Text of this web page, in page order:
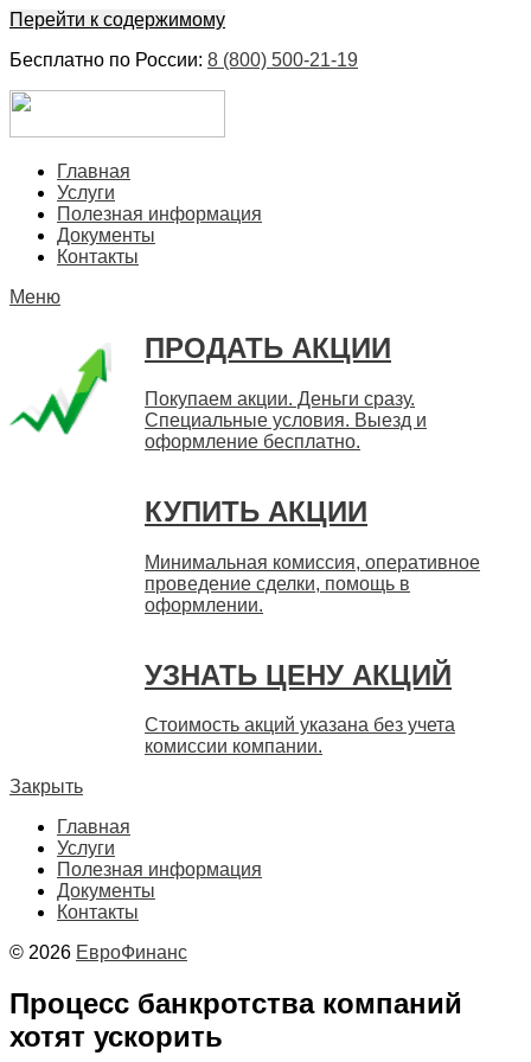
Перейти к содержимому
Бесплатно по России: 8 (800) 500-21-19
БыстроГлавная
Услуги
Полезная информация
Документы
Контакты
Меню
ПРОДАТЬ АКЦИИ
Покупаем акции. Деньги сразу.
Специальные условия. Выезд и
оформление бесплатно.
КУПИТЬ АКЦИИ
Минимальная комиссия, оперативное
проведение сделки, помощь в
оформлении.
УЗНАТЬ ЦЕНУ АКЦИЙ
Стоимость акций указана без учета
комиссии компании.
Закрыть
Главная
Услуги
Полезная информация
Документы
Контакты
© 2026 ЕвроФинанс
Процесс банкротства компаний
хотят ускорить